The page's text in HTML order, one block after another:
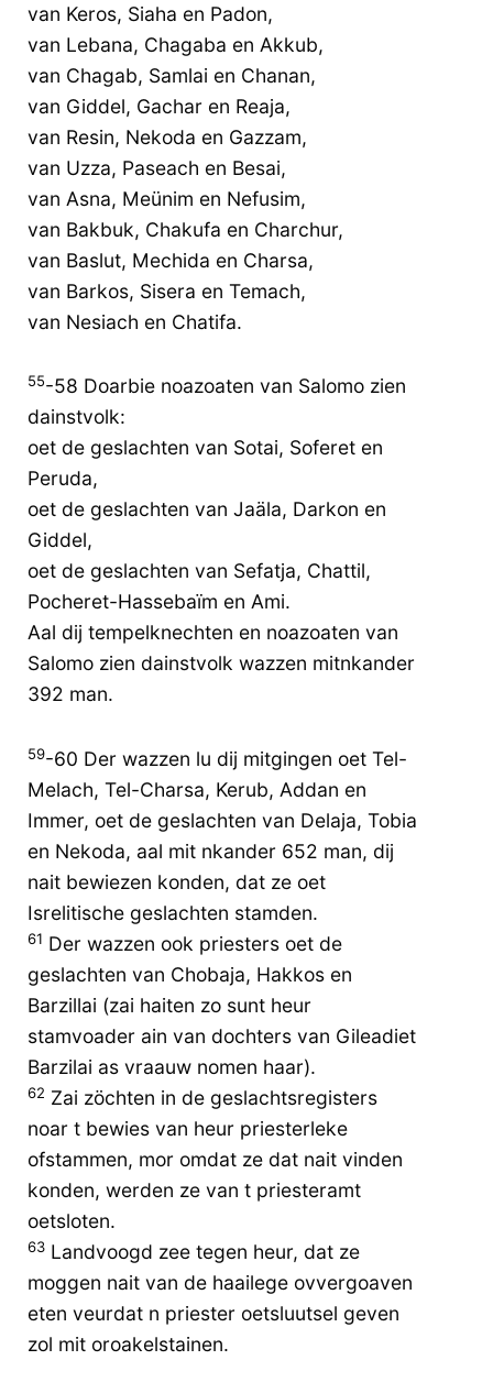
van Keros, Siaha en Padon,
van Lebana, Chagaba en Akkub,
van Chagab, Samlai en Chanan,
van Giddel, Gachar en Reaja,
van Resin, Nekoda en Gazzam,
van Uzza, Paseach en Besai,
van Asna, Meünim en Nefusim,
van Bakbuk, Chakufa en Charchur,
van Baslut, Mechida en Charsa,
van Barkos, Sisera en Temach,
van Nesiach en Chatifa.
55-58 Doarbie noazoaten van Salomo zien
dainstvolk:
oet de geslachten van Sotai, Soferet en
Peruda,
oet de geslachten van Jaäla, Darkon en
Giddel,
oet de geslachten van Sefatja, Chattil,
Pocheret-Hassebaïm en Ami.
Aal dij tempelknechten en noazoaten van
Salomo zien dainstvolk wazzen mitnkander
392 man.
59-60 Der wazzen lu dij mitgingen oet Tel-
Melach, Tel-Charsa, Kerub, Addan en
Immer, oet de geslachten van Delaja, Tobia
en Nekoda, aal mit nkander 652 man, dij
nait bewiezen konden, dat ze oet
Isrelitische geslachten stamden.
61 Der wazzen ook priesters oet de
geslachten van Chobaja, Hakkos en
Barzillai (zai haiten zo sunt heur
stamvoader ain van dochters van Gileadiet
Barzilai as vraauw nomen haar).
62 Zai zöchten in de geslachtsregisters
noar t bewies van heur priesterleke
ofstammen, mor omdat ze dat nait vinden
konden, werden ze van t priesteramt
oetsloten.
63 Landvoogd zee tegen heur, dat ze
moggen nait van de haailege ovvergoaven
eten veurdat n priester oetsluutsel geven
zol mit oroakelstainen.